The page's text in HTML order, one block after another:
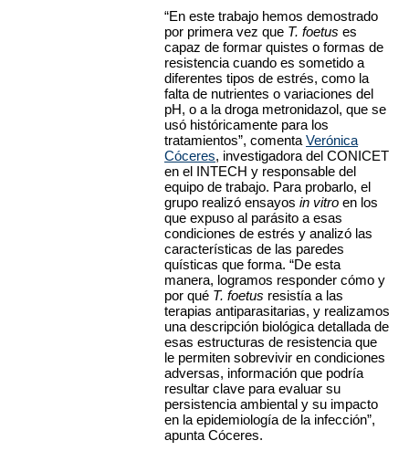
“En este trabajo hemos demostrado
por primera vez que T. foetus es
capaz de formar quistes o formas de
resistencia cuando es sometido a
diferentes tipos de estrés, como la
falta de nutrientes o variaciones del
pH, o a la droga metronidazol, que se
usó históricamente para los
tratamientos”, comenta Verónica
Cóceres, investigadora del CONICET
en el INTECH y responsable del
equipo de trabajo. Para probarlo, el
grupo realizó ensayos in vitro en los
que expuso al parásito a esas
condiciones de estrés y analizó las
características de las paredes
quísticas que forma. “De esta
manera, logramos responder cómo y
por qué T. foetus resistía a las
terapias antiparasitarias, y realizamos
una descripción biológica detallada de
esas estructuras de resistencia que
le permiten sobrevivir en condiciones
adversas, información que podría
resultar clave para evaluar su
persistencia ambiental y su impacto
en la epidemiología de la infección”,
apunta Cóceres.